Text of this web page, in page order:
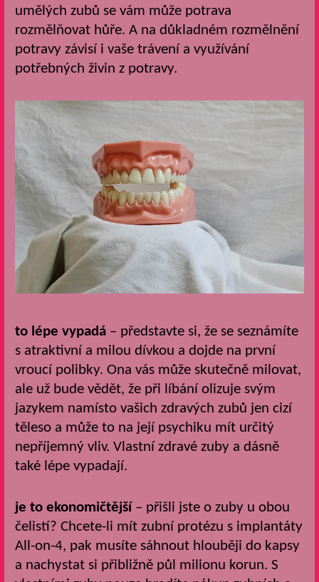
umělých zubů se vám může potrava
rozmělňovat hůře. A na důkladném rozmělnění
potravy závisí i vaše trávení a využívání
potřebných živin z potravy.
to lépe vypadá – představte si, že se seznámíte
s atraktivní a milou dívkou a dojde na první
vroucí polibky. Ona vás může skutečně milovat,
ale už bude vědět, že při líbání olizuje svým
jazykem namísto vašich zdravých zubů jen cizí
těleso a může to na její psychiku mít určitý
nepříjemný vliv. Vlastní zdravé zuby a dásně
také lépe vypadají.
je to ekonomičtější – přišli jste o zuby u obou
čelistí? Chcete-li mít zubní protézu s implantáty
All-on-4, pak musíte sáhnout hlouběji do kapsy
a nachystat si přibližně půl milionu korun. S